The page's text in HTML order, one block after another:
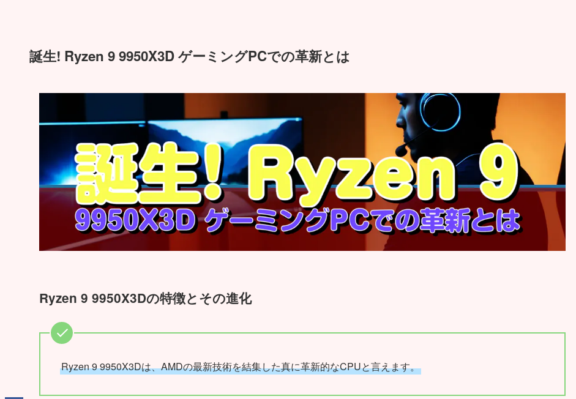
誕生! Ryzen 9 9950X3D ゲーミングPCでの革新とは
Ryzen 9 9950X3Dの特徴とその進化
Ryzen 9 9950X3Dは、AMDの最新技術を結集した真に革新的なCPUと言えます。